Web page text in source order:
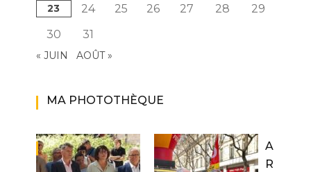
23 24 25 26 27 28
29
30
31
« JUIN AOÛT »
MA PHOTOTHÈQUE
A
R